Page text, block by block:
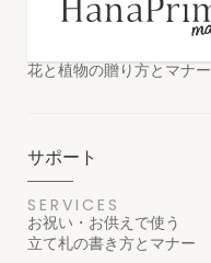
花と植物の贈り方とマナー
サポート
SERVICES
お祝い・お供えで使う
立て札の書き方とマナー